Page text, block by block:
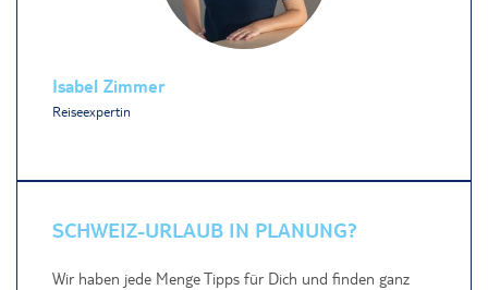
Isabel Zimmer
Reiseexpertin
SCHWEIZ-URLAUB IN PLANUNG?
Wir haben jede Menge Tipps für Dich und finden ganz